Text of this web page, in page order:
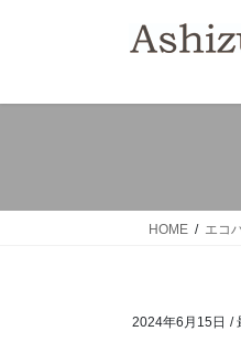
HOME エコ
2024年6月15日 /